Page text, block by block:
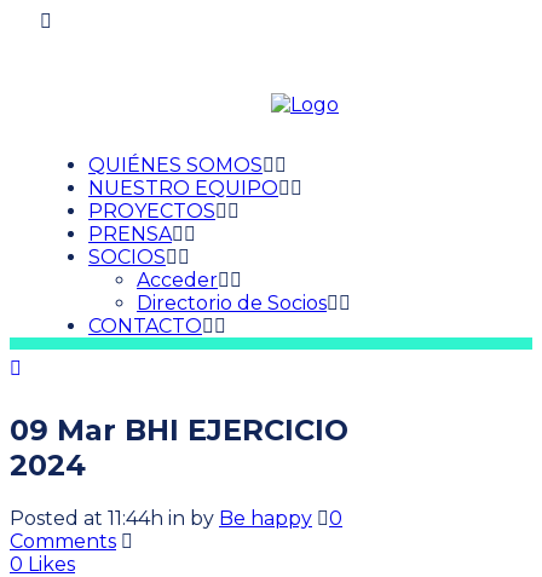
QUIÉNES SOMOS
NUESTRO EQUIPO
PROYECTOS
PRENSA
SOCIOS
Acceder
Directorio de Socios
CONTACTO
09 Mar BHI EJERCICIO
2024
Posted at 11:44h in by Be happy
0
Comments
0 Likes